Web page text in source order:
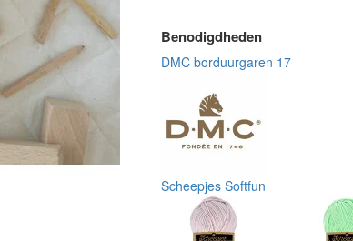
Benodigdheden
DMC borduurgaren 17
Scheepjes Softfun